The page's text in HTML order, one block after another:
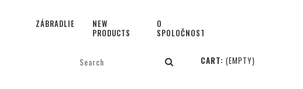
ZÁBRADLIE
NEW
PRODUCTS
O
SPOLOČNOSTI
CART: (EMPTY)